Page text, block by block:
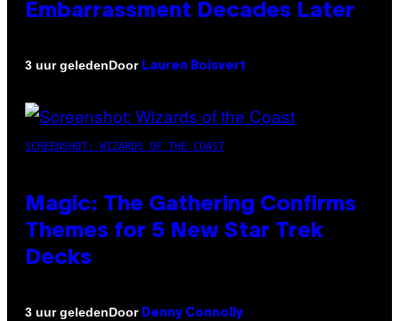
Embarrassment Decades Later
3 uur geledenDoor Lauren Boisvert
SCREENSHOT: WIZARDS OF THE COAST
Magic: The Gathering Confirms
Themes for 5 New Star Trek
Decks
3 uur geledenDoor Denny Connolly